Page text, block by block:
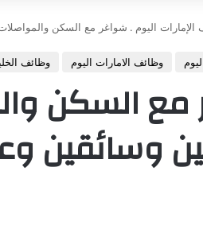
اليوم . شواغر مع السكن
وظائف الامارات اليوم وظائف
مع السكن
وسائقين